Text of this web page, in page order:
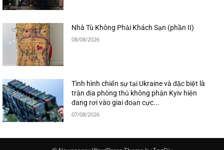
Nhà Tù Không Phải Khách Sạn (phần II)
08/08/2026
Tình hình chiến sự tại Ukraine và đặc biệt là
trận địa phòng thủ không phận Kyiv hiện
đang rơi vào giai đoạn cực...
07/08/2026